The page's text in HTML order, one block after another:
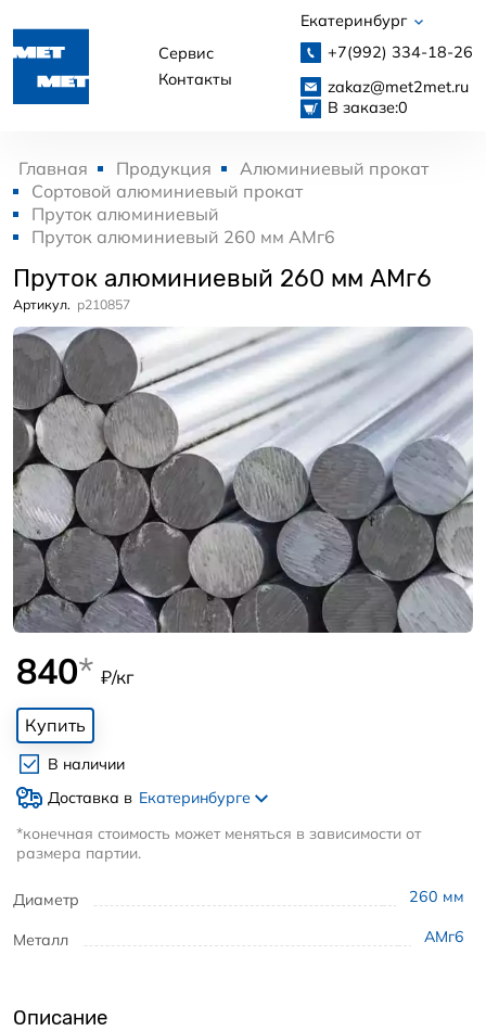
Сервис
Контакты
Екатеринбург
+7(992) 334-18-26
zakaz@met2met.ru
В заказе:0
Главная Продукция
Алюминиевый прокат
Сортовой алюминиевый прокат
Пруток алюминиевый
Пруток алюминиевый 260 мм АМг6
Пруток алюминиевый 260 мм АМг6
Артикул. p210857
Диаметр 260 мм
Металл АМг6
840* ₽/кг
Купить
В наличии
Доставка в Екатеринбурге
*конечная стоимость может меняться в зависимости от
размера партии.
Описание